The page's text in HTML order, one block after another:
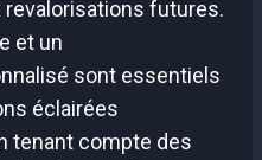
revalorisations futures.
et un
sont essentiels
éclairées
tenant compte des